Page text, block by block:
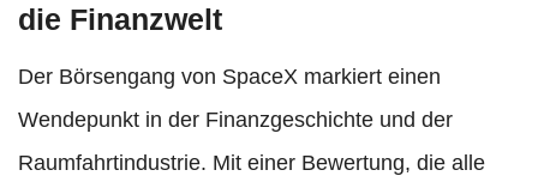
die Finanzwelt
Der Börsengang von SpaceX markiert einen
Wendepunkt in der Finanzgeschichte und der
Raumfahrtindustrie. Mit einer Bewertung, die alle